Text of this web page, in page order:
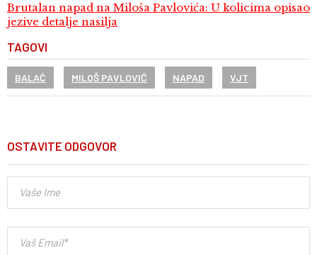
Brutalan napad na Miloša Pavlovića: U kolicima opisao
jezive detalje nasilja
TAGOVI
BALAĆ MILOŠ PAVLOVIĆ NAPAD VJT
OSTAVITE ODGOVOR